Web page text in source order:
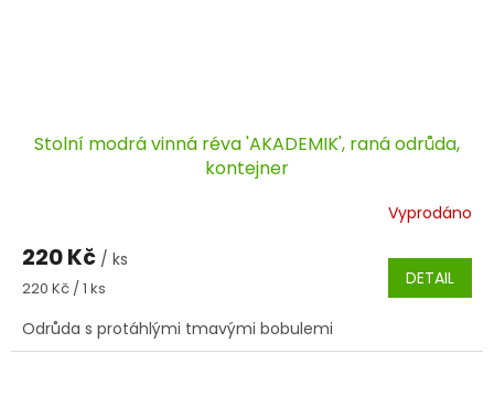
Stolní modrá vinná réva 'AKADEMIK', raná odrůda,
kontejner
Vyprodáno
220 Kč / ks
Měrná
220 Kč / 1 ks DETAIL
Odrůda s protáhlými tmavými bobulemi